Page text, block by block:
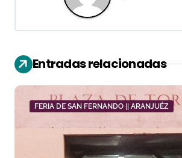
c
i
ó
n
d
Entradas relacionadas
FERIA DE SAN FERNANDO || ARANJUÉZ